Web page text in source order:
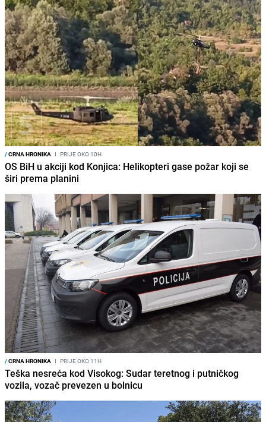
/CRNA HRONIKA I PRIJE OKO 10H
OS BiH u akciji kod Konjica: Helikopteri gase požar koji se
širi prema planini
/CRNA HRONIKA I PRIJE OKO 11H
Teška nesreća kod Visokog: Sudar teretnog i putničkog
vozila, vozač prevezen u bolnicu